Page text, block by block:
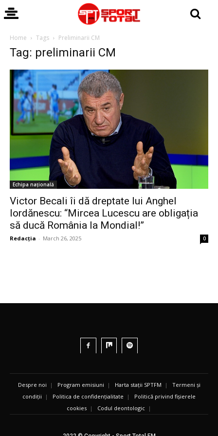
Home Tags Preliminarii CM
Tag: preliminarii CM
Echipa națională
Victor Becali îi dă dreptate lui Anghel
Iordănescu: “Mircea Lucescu are obligația
să ducă România la Mondial!”
Redacția - March 26, 2025 0
Despre noi | Program emisiuni | Harta stații SPTFM | Termeni și
condiții | Politica de confidențialitate | Politică privind fișierele
cookies | Codul deontologic |